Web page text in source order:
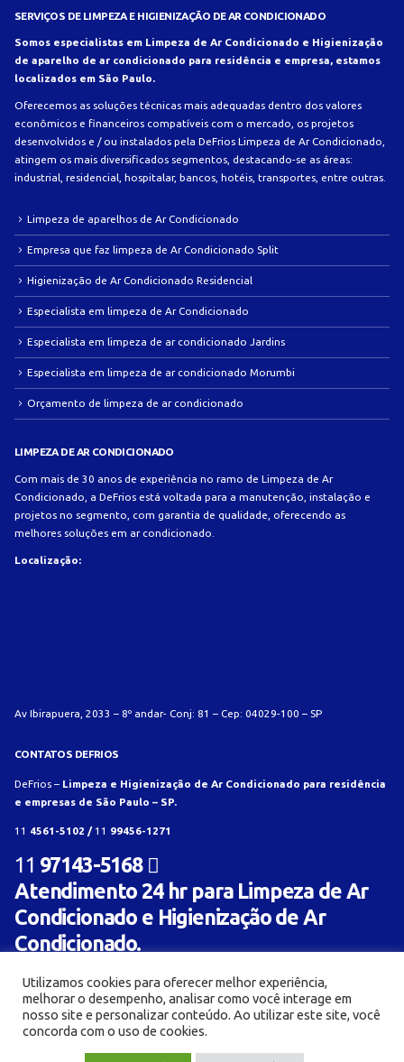
SERVIÇOS DE LIMPEZA E HIGIENIZAÇÃO DE AR CONDICIONADO
Somos especialistas em Limpeza de Ar Condicionado e Higienização
de aparelho de ar condicionado para residência e empresa, estamos
localizados em São Paulo.
Oferecemos as soluções técnicas mais adequadas dentro dos valores
econômicos e financeiros compatíveis com o mercado, os projetos
desenvolvidos e / ou instalados pela DeFrios Limpeza de Ar Condicionado,
atingem os mais diversificados segmentos, destacando-se as áreas:
industrial, residencial, hospitalar, bancos, hotéis, transportes, entre outras.
Limpeza de aparelhos de Ar Condicionado
Empresa que faz limpeza de Ar Condicionado Split
Higienização de Ar Condicionado Residencial
Especialista em limpeza de Ar Condicionado
Especialista em limpeza de ar condicionado Jardins
Especialista em limpeza de ar condicionado Morumbi
Orçamento de limpeza de ar condicionado
LIMPEZA DE AR CONDICIONADO
Com mais de 30 anos de experiência no ramo de Limpeza de Ar
Condicionado, a DeFrios está voltada para a manutenção, instalação e
projetos no segmento, com garantia de qualidade, oferecendo as
melhores soluções em ar condicionado.
Localização:
Av Ibirapuera, 2033 – 8º andar- Conj: 81 – Cep: 04029-100 – SP
CONTATOS DEFRIOS
DeFrios – Limpeza e Higienização de Ar Condicionado para residência
e empresas de São Paulo – SP.
11 4561-5102 / 11 99456-1271
11 97143-5168
Atendimento 24 hr para Limpeza de Ar
Condicionado e Higienização de Ar
Condicionado.
© Limpeza e Higienização de aparelho de ar condicionado para residência e empresa -
Utilizamos cookies para oferecer melhor experiência,
melhorar o desempenho, analisar como você interage em
nosso site e personalizar conteúdo. Ao utilizar este site, você
concorda com o uso de cookies.